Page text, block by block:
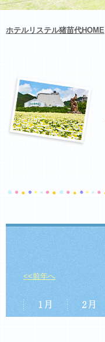
ホテルリステル猪苗代HOME
<<前年へ